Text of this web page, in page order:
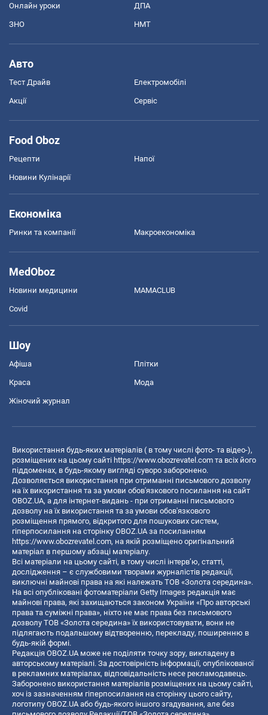
Онлайн уроки ДПА
ЗНО НМТ
Авто
Тест Драйв Електромобілі
Акції Сервіс
Food Oboz
Рецепти Напої
Новини Кулінарії
Економіка
Ринки та компанії Макроекономіка
MedOboz
Новини медицини MAMACLUB
Covid
Шоу
Афіша Плітки
Краса Мода
Жіночий журнал
Використання будь-яких матеріалів ( в тому числі фото- та відео-),
розміщених на цьому сайті https://www.obozrevatel.com та всіх його
піддоменах, в будь-якому вигляді суворо заборонено.
Дозволяється використання при отриманні письмового дозволу
на їх використання та за умови обов'язкового посилання на сайт
OBOZ.UA, а для інтернет-видань - при отриманні письмового
дозволу на їх використання та за умови обов'язкового
розміщення прямого, відкритого для пошукових систем,
гіперпосилання на сторінку OBOZ.UA за посиланням
https://www.obozrevatel.com, на якій розміщено оригінальний
матеріал в першому абзаці матеріалу.
Всі матеріали на цьому сайті, в тому числі інтерв’ю, статті,
дослідження – є службовими творами журналістів редакції,
виключні майнові права на які належать ТОВ «Золота середина».
На всі опубліковані фотоматеріали Getty Images редакція має
майнові права, які захищаються законом України «Про авторські
права та суміжні права», ніхто не має права без письмового
дозволу ТОВ «Золота середина» їх використовувати, вони не
підлягають подальшому відтворенню, перекладу, поширенню в
будь-якій формі.
Редакція OBOZ.UA може не поділяти точку зору, викладену в
авторському матеріалі. За достовірність інформації, опублікованої
в рекламних матеріалах, відповідальність несе рекламодавець.
Заборонено використання матеріалів розміщених на цьому сайті,
хоч із зазначенням гіперпосилання на сторінку цього сайту,
логотипу OBOZ.UA або будь-якого іншого згадування, але без